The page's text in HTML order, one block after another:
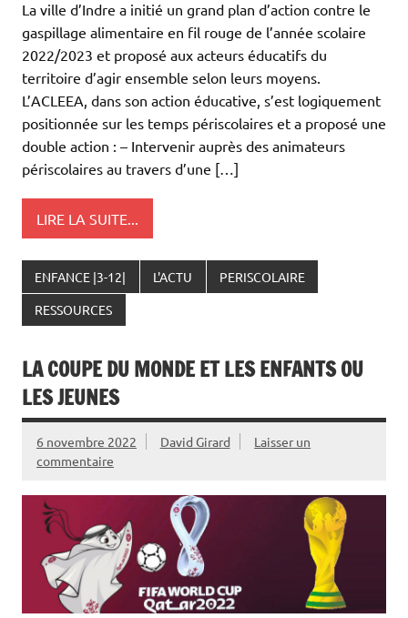
La ville d’Indre a initié un grand plan d’action contre le
gaspillage alimentaire en fil rouge de l’année scolaire
2022/2023 et proposé aux acteurs éducatifs du
territoire d’agir ensemble selon leurs moyens.
L’ACLEEA, dans son action éducative, s’est logiquement
positionnée sur les temps périscolaires et a proposé une
double action : – Intervenir auprès des animateurs
périscolaires au travers d’une […]
LIRE LA SUITE...
ENFANCE |3-12| L'ACTU PERISCOLAIRE
RESSOURCES
LA COUPE DU MONDE ET LES ENFANTS OU
LES JEUNES
6 novembre 2022 David Girard
Laisser un
commentaire